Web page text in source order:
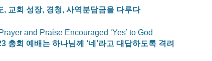
, 교회 성장, 경청, 사역분담금을 다루다
and Praise Encouraged ‘Yes’ to God
총회 예배는 하나님께 ‘네’라고 대답하도록 격려